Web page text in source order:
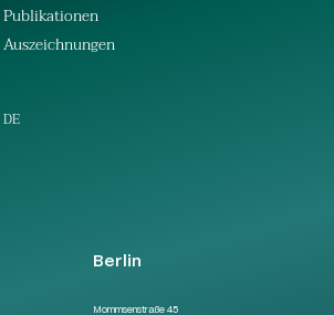
Berlin
Mommsenstraße 45
Publikationen
Auszeichnungen
DE